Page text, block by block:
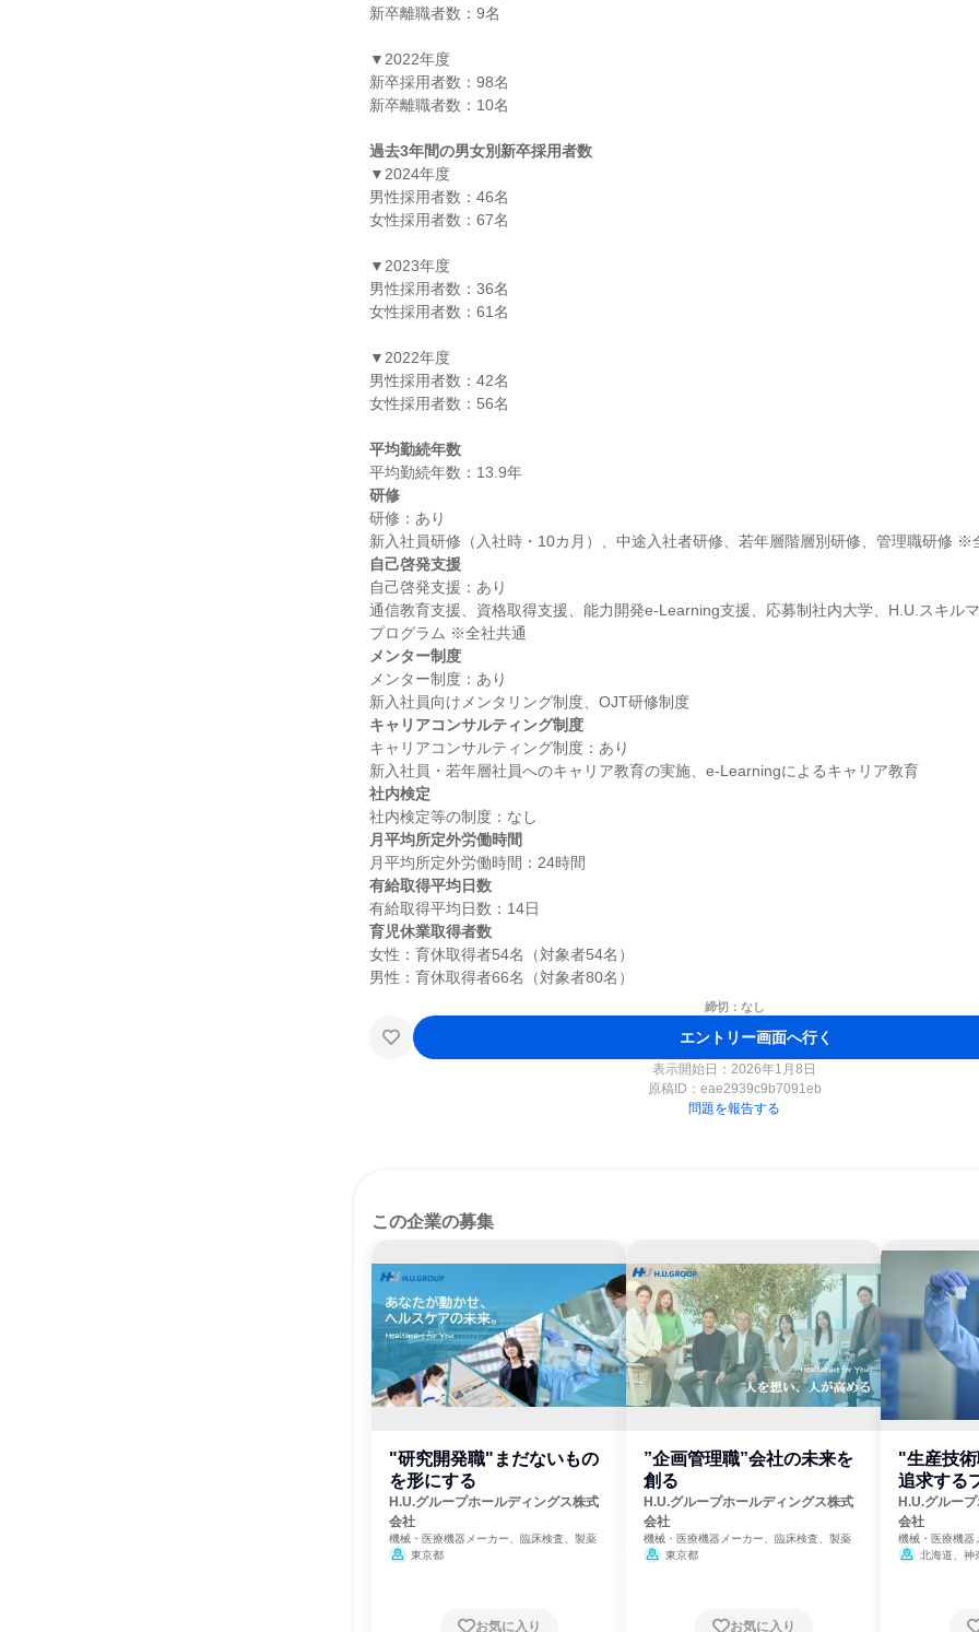
新卒離職者数：9名
▼2022年度
新卒採用者数：98名
新卒離職者数：10名
過去3年間の男女別新卒採用者数
▼2024年度
男性採用者数：46名
女性採用者数：67名
▼2023年度
男性採用者数：36名
女性採用者数：61名
▼2022年度
男性採用者数：42名
女性採用者数：56名
平均勤続年数
研修
研修：あり
自己啓発支援
自己啓発支援：あり
通信教育支援、資格取得支援、能力開発e-Learning支援、応募制社内大学、H.U.スキル
メンター制度
メンター制度：あり
キャリアコンサルティング制度
キャリアコンサルティング制度：あり
社内検定
月平均所定外労働時間
有給取得平均日数
育児休業取得者数
女性：育休取得者54名（対象者54名）
締切：なし
エントリー画面へ行く
表示開始日：2026年1月8日
原稿ID： eae2939c9b7091eb
問題を報告する
この企業の募集
"研究開発職"まだないもの
を形にする
H.U.グループホールディングス株式
会社
機械・医療機器メーカー、臨床検査、製薬
東京都
お気に入り
”企画管理職”会社の未来を
創る
H.U.グループホールディングス株式
会社
機械・医療機器メーカー、臨床検査、製薬
東京都
お気に入り
"生産技
追求する
ルへ
H.U.グルー
会社
機械・医療機器
北海道、神